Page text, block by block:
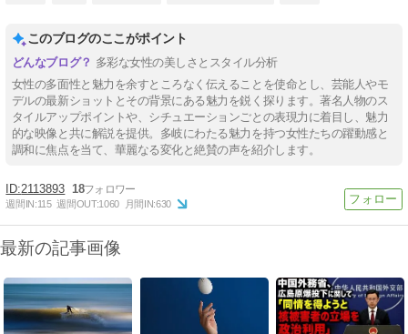
このブログのここがポイント
多彩な女性の美しさとスタイル分析
女性の多面性と魅力を余すところなく伝えることを使命とし、芸能人やモ
デルの最新ショットとその背景にある魅力を鋭く探ります。著名人物のス
タイルアップポイントや、シチュエーションごとの表現力に着目し、魅力
的な映像と共に解説を提供。多岐にわたる魅力を持つ女性たちの躍動感と
調和に焦点を当て、華麗なる変化と絶賛の声を紹介します。
2113893 18
週間IN:115 週間OUT:1060 月間IN:630
最新の記事画像